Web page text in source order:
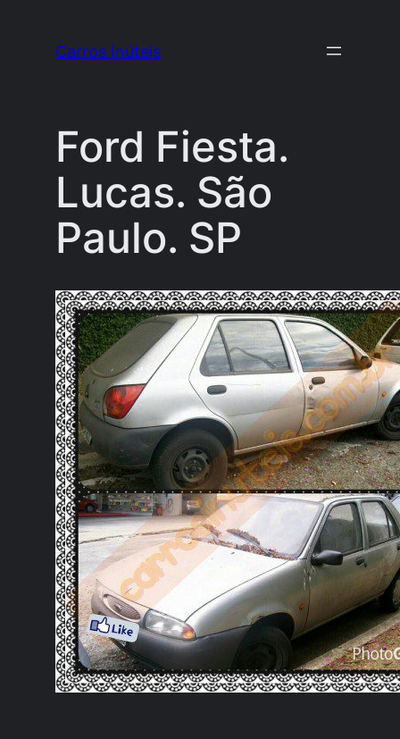
Carros Inúteis
Ford Fiesta.
Lucas. São
Paulo. SP